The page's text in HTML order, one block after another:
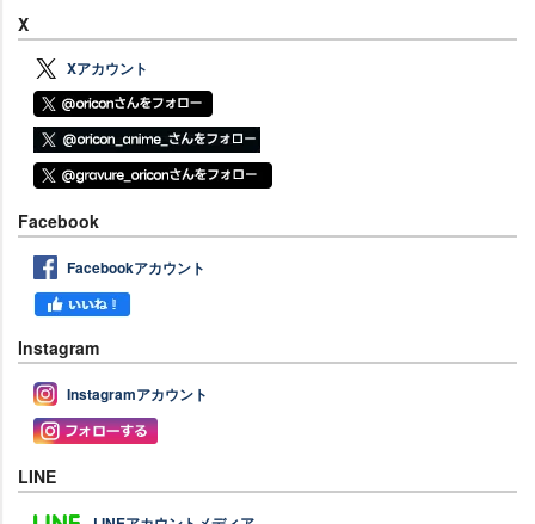
X
Xアカウント
Facebook
Facebookアカウント
Instagram
Instagramアカウント
LINE